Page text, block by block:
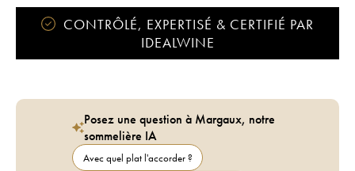
CONTRÔLÉ, EXPERTISÉ & CERTIFIÉ PAR
IDEALWINE
Posez une question à Margaux, notre
sommelière IA
Avec quel plat l'accorder ?